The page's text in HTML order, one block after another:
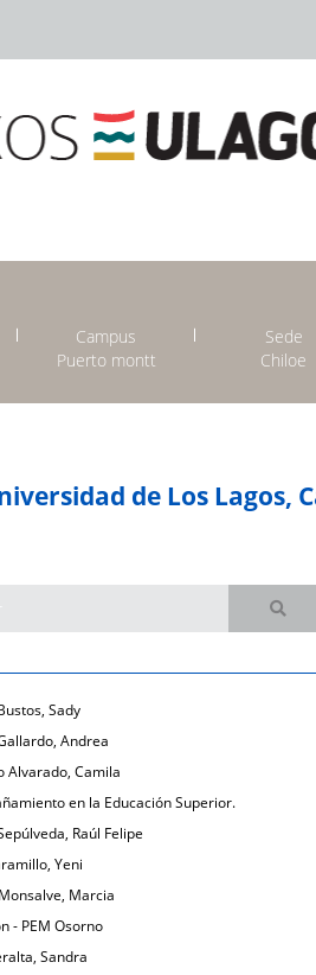
Campus
Puerto montt
Sede
Chiloe
de Los Lagos,
Sady
Andrea
Alvarado, Camila
en la Educación Superior.
Raúl Felipe
Yeni
Marcia
- PEM Osorno
Sandra